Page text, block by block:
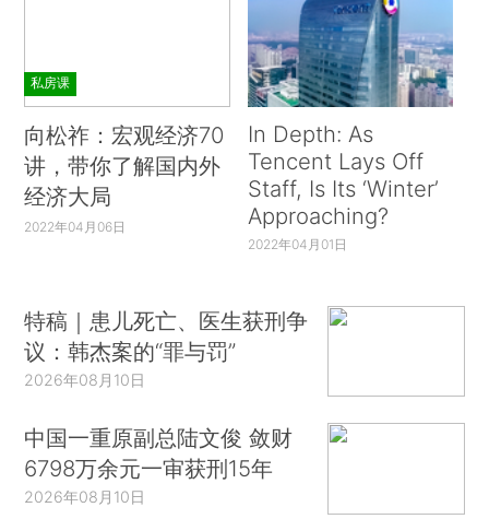
私房课
向松祚：宏观经济70
讲，带你了解国内外
经济大局
2022年04月06日
In Depth: As
Tencent Lays Off
Staff, Is Its ‘Winter’
Approaching?
2022年04月01日
特稿｜患儿死亡、医生获刑争
议：韩杰案的“罪与罚”
2026年08月10日
中国一重原副总陆文俊 敛财
6798万余元一审获刑15年
2026年08月10日